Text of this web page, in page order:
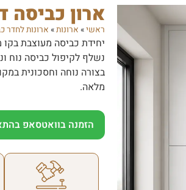
ארון כביסה
ראשי» ארונות» ארונות לחדר
יחידת כביסה מעוצבת בקו
בצורה נוחה וחסכונית
מלאה.
הזמנה בוואטסאפ